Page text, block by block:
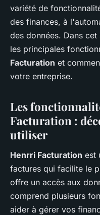
variété de
des finances, à
des données. Dans
les principales
Facturation et
votre entreprise.
Les
Facturation :
utiliser
Henrri Facturation est
factures qui facilite le
offre un accès aux
comprend plusieurs
aider à gérer vos